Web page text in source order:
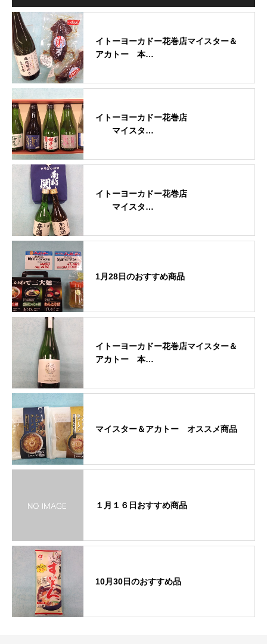
イトーヨーカドー花巻店マイスター＆
アカトー 本…
イトーヨーカドー花巻店
マイスタ…
イトーヨーカドー花巻店
マイスタ…
1月28日のおすすめ商品
イトーヨーカドー花巻店マイスター＆
アカトー 本…
マイスター＆アカトー オススメ商品
１月１６日おすすめ商品
10月30日のおすすめ品